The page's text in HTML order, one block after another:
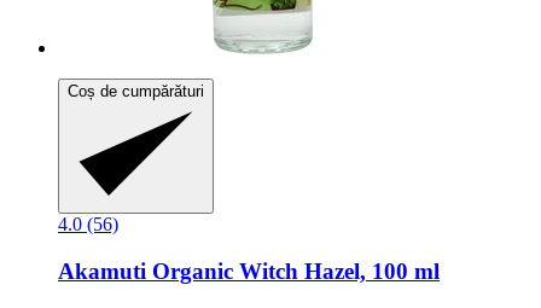
Coș de cumpărături
4.0 (56)
Akamuti Organic Witch Hazel, 100 ml